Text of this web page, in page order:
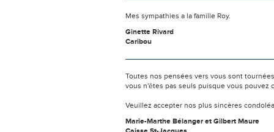
Mes sympathies a la famille Roy.
Ginette Rivard
Caribou
Toutes nos pensées vers vous sont
vous n'êtes pas seuls puisque vous pouvez
Veuillez accepter nos plus sincères
Marie-Marthe Bélanger et Gilbert Maure